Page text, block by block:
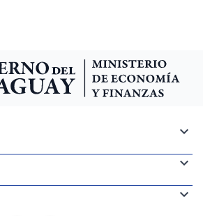
expand_more
expand_more
expand_more